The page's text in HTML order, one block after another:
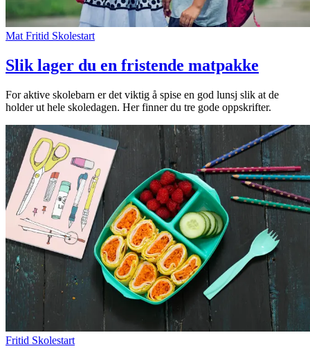
Gavekort
Welcome to lompensenteret
Mat Fritid Skolestart
Slik lager du en fristende matpakke
For aktive skolebarn er det viktig å spise en god lunsj slik at de
holder ut hele skoledagen. Her finner du tre gode oppskrifter.
Fritid Skolestart